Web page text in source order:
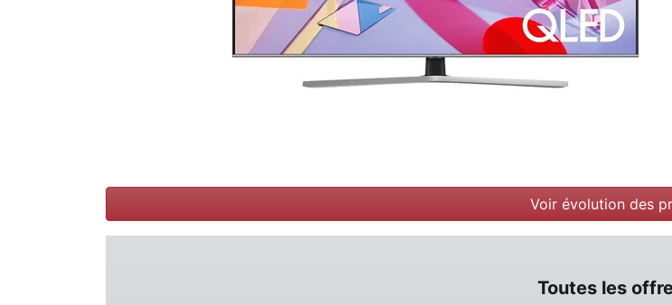
Voir évolution des
Toutes les